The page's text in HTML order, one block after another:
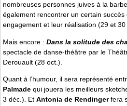
nombreuses personnes juives à la
également rencontrer un certain
engagement et leur réalisation (29 et 30
Mais encore : Dans la solitude des
spectacle de danse-théâtre par le
Derouault (28 oct.).
Quant à l’humour, il sera représenté
Palmade qui jouera les meilleurs
3 déc.). Et Antonia de Rendingerfera